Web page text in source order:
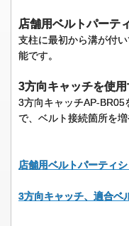
店舗用ベルトパーテ
支柱に最初から溝が付
能です。
3方向キャッチを使用
3方向キャッチAP-BR05
で、ベルト接続箇所を
店舗用ベルトパーティ
3方向キャッチ、適合ベ